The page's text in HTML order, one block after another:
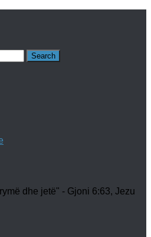
dhe jetë" - Gjoni 6:63, Jezu